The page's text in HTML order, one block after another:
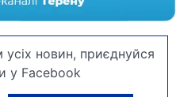
новин, приєднуйся
у Facebook